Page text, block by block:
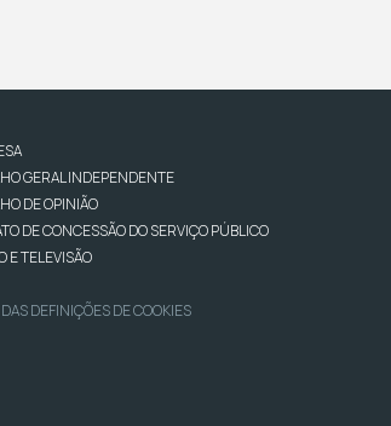
GERAL INDEPENDENTE
DE OPINIÃO
DE CONCESSÃO DO SERVIÇO PÚBLICO
E TELEVISÃO
DEFINIÇÕES DE COOKIES